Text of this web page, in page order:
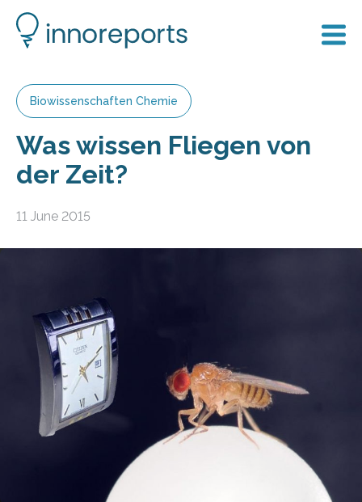
Biowissenschaften Chemie
Was wissen Fliegen von
der Zeit?
11 June 2015